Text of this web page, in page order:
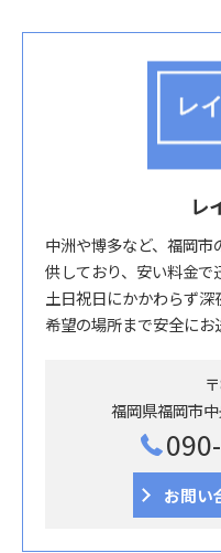
レ
中洲や博多など、福岡
供しており、安い料金で
土日祝日にかかわらず
希望の場所まで安全にお
福岡県福岡市
お問い